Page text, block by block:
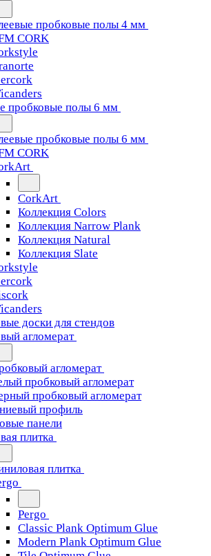
пробковые полы 4 мм
CORK
пробковые полы 6 мм
пробковые полы 6 мм
CORK
CorkArt
Коллекция Colors
Коллекция Narrow Plank
Коллекция Natural
Коллекция Slate
доски для стендов
агломерат
агломерат
пробковый агломерат
пробковый агломерат
профиль
панели
плитка
плитка
Pergo
Classic Plank Optimum Glue
Modern Plank Optimum Glue